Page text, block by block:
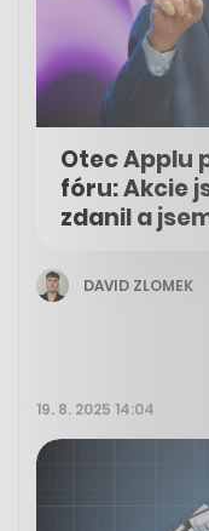
Otec Applu
fóru: Akcie
zdanil a
DAVID ZLOMEK
19. 8. 2025 14:04